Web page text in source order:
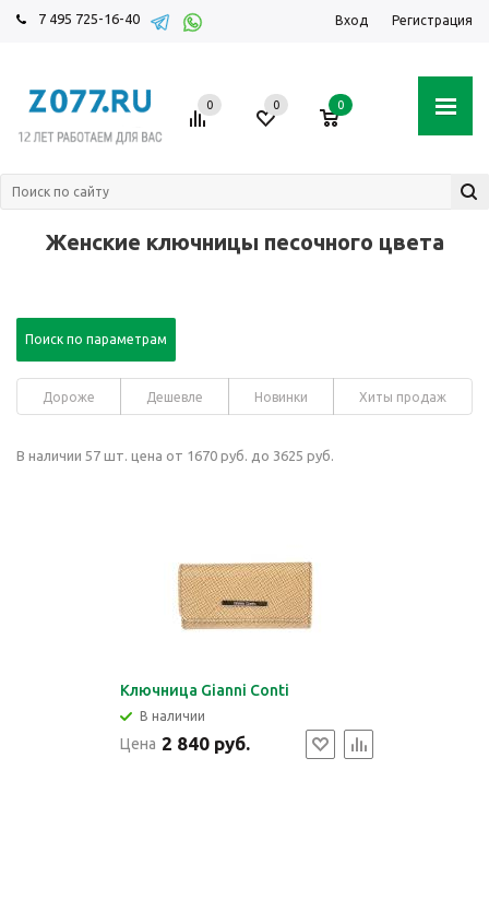
7 495 725-16-40 Вход Регистрация
0 0 0
Женские ключницы песочного цвета
Поиск по параметрам
Дороже Дешевле Новинки Хиты продаж
В наличии 57 шт. цена от 1670 руб. до 3625 руб.
Ключница Gianni Conti
В наличии
Цена 2 840 руб.